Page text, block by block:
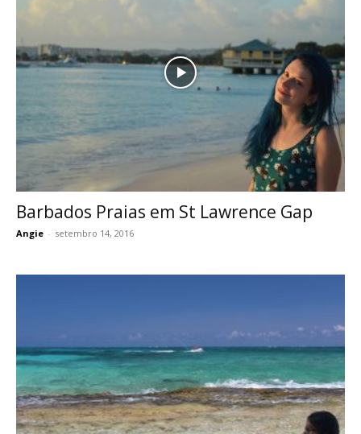
Barbados Praias em St Lawrence Gap
Angie - setembro 14, 2016